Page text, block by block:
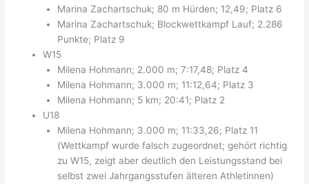
Marina Zachartschuk; 80 m Hürden; 12,49; Platz 6
Marina Zachartschuk; Blockwettkampf Lauf; 2.286
Punkte; Platz 9
W15
Milena Hohmann; 2.000 m; 7:17,48; Platz 4
Milena Hohmann; 3.000 m; 11:12,64; Platz 3
Milena Hohmann; 5 km; 20:41; Platz 2
U18
Milena Hohmann; 3.000 m; 11:33,26; Platz 11
(Wettkampf wurde falsch zugeordnet; gehört richtig
zu W15, zeigt aber deutlich den Leistungsstand bei
selbst zwei Jahrgangsstufen älteren Athletinnen)